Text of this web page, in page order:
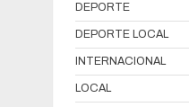
DEPORTE
DEPORTE LOCAL
INTERNACIONAL
LOCAL